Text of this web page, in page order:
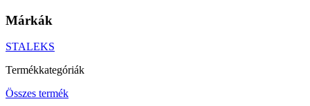
Márkák
STALEKS
Termékkategóriák
Összes termék